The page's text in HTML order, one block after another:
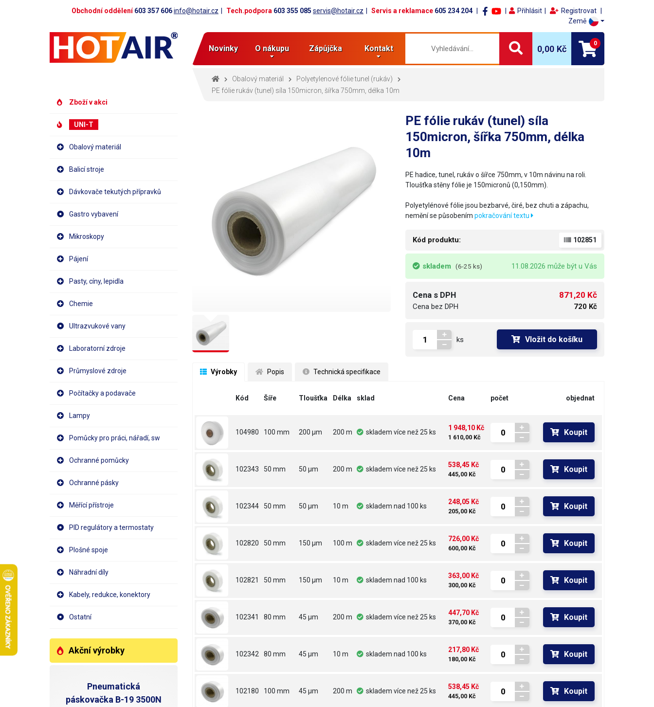
Obchodní oddělení603 357 606info@hotair.cz Tech.podpora 603 355 085 servis@hotair.cz Servis a reklamace 605 234 204 Přihlásit
Registrovat
Země
Novinky O nákupu Zápůjčka Kontakt 0,00 Kč
0
Zboží v akci
UNI-T
Obalový materiál
Balicí stroje
Dávkovače tekutých přípravků
Gastro vybavení
Mikroskopy
Pájení
Pasty, cíny, lepidla
Chemie
Ultrazvukové vany
Laboratorní zdroje
Průmyslové zdroje
Počítačky a podavače
Lampy
Pomůcky pro práci, nářadí, sw
Ochranné pomůcky
Ochranné pásky
Měřící přístroje
PID regulátory a termostaty
Plošné spoje
Náhradní díly
Kabely, redukce, konektory
Ostatní
Akční výrobky
Pneumatická
páskovačka B-19 3500N
Obalový materiál
Polyetylenové fólie tunel (rukáv)
PE fólie rukáv (tunel) síla 150micron, šířka 750mm, délka 10m
PE fólie rukáv (tunel) síla
150micron, šířka 750mm, délka
10m
PE hadice, tunel, rukáv o šířce 750mm, v 10m návinu na roli.
Tloušťka stěny fólie je 150micronů (0,150mm).
​Polyetylénové fólie jsou bezbarvé, čiré, bez chuti a zápachu,
nemění se působenímpokračování textu
Kód produktu: 102851
skladem (6-25 ks) 11.08.2026 může být u Vás
Cena s DPH
Cena bez DPH
871,20 Kč
720 Kč
ks Vložit do košíku
Výrobky Popis Technická specifikace
Kód Šíře Tloušťka Délka sklad Cena počet objednat
104980 100 mm 200 µm 200 m skladem více než 25 ks
1 948,10 Kč
1 610,00 Kč
Koupit
102343 50 mm 50 µm 200 m skladem více než 25 ks
538,45 Kč
445,00 Kč
Koupit
102344 50 mm 50 µm 10 m skladem nad 100 ks
248,05 Kč
205,00 Kč
Koupit
102820 50 mm 150 µm 100 m skladem více než 25 ks
726,00 Kč
600,00 Kč
Koupit
102821 50 mm 150 µm 10 m skladem nad 100 ks
363,00 Kč
300,00 Kč
Koupit
102341 80 mm 45 µm 200 m skladem více než 25 ks
447,70 Kč
370,00 Kč
Koupit
102342 80 mm 45 µm 10 m skladem nad 100 ks
217,80 Kč
180,00 Kč
Koupit
102180 100 mm 45 µm 200 m skladem více než 25 ks
538,45 Kč
445,00 Kč
Koupit